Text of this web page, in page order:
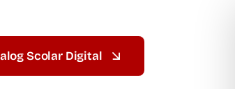
Scolar Digital